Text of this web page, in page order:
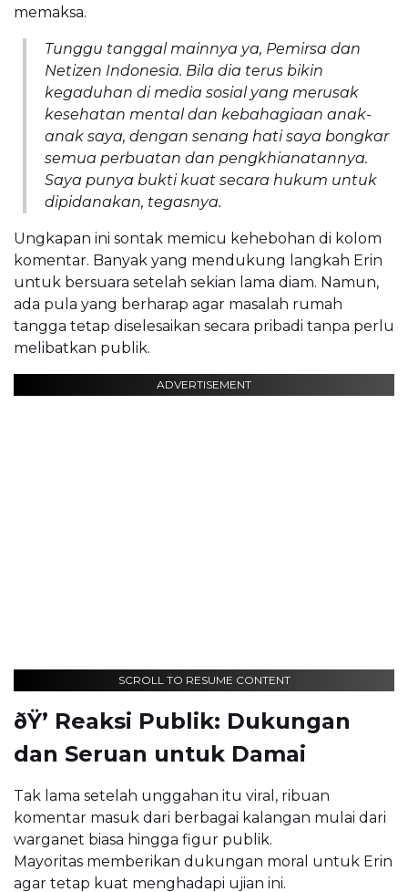
memaksa.
Tunggu tanggal mainnya ya, Pemirsa dan
Netizen Indonesia. Bila dia terus bikin
kegaduhan di media sosial yang merusak
kesehatan mental dan kebahagiaan anak-
anak saya, dengan senang hati saya bongkar
semua perbuatan dan pengkhianatannya.
Saya punya bukti kuat secara hukum untuk
dipidanakan, tegasnya.
Ungkapan ini sontak memicu kehebohan di kolom
komentar. Banyak yang mendukung langkah Erin
untuk bersuara setelah sekian lama diam. Namun,
ada pula yang berharap agar masalah rumah
tangga tetap diselesaikan secara pribadi tanpa perlu
melibatkan publik.
ADVERTISEMENT
SCROLL TO RESUME CONTENT
ðŸ’­ Reaksi Publik: Dukungan
dan Seruan untuk Damai
Tak lama setelah unggahan itu viral, ribuan
komentar masuk dari berbagai kalangan mulai dari
warganet biasa hingga figur publik.
Mayoritas memberikan dukungan moral untuk Erin
agar tetap kuat menghadapi ujian ini.